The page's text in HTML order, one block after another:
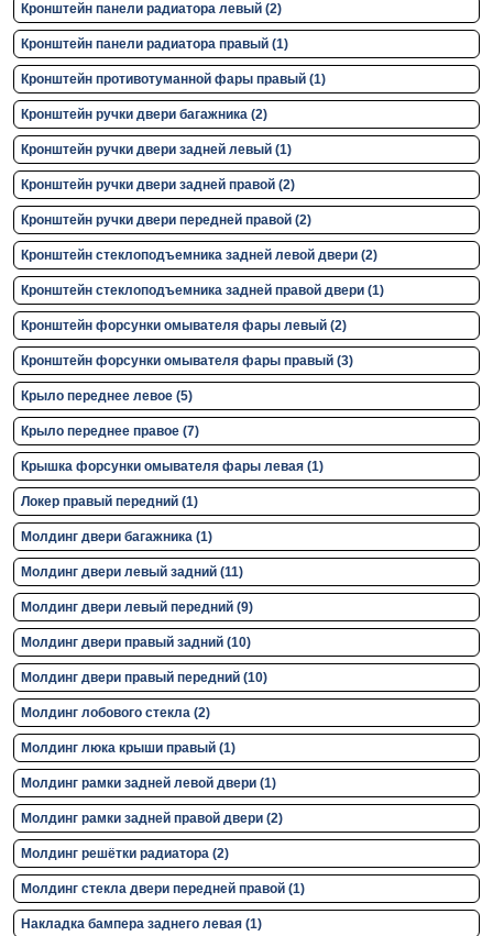
Кронштейн панели радиатора левый (2)
Кронштейн панели радиатора правый (1)
Кронштейн противотуманной фары правый (1)
Кронштейн ручки двери багажника (2)
Кронштейн ручки двери задней левый (1)
Кронштейн ручки двери задней правой (2)
Кронштейн ручки двери передней правой (2)
Кронштейн стеклоподъемника задней левой двери (2)
Кронштейн стеклоподъемника задней правой двери (1)
Кронштейн форсунки омывателя фары левый (2)
Кронштейн форсунки омывателя фары правый (3)
Крыло переднее левое (5)
Крыло переднее правое (7)
Крышка форсунки омывателя фары левая (1)
Локер правый передний (1)
Молдинг двери багажника (1)
Молдинг двери левый задний (11)
Молдинг двери левый передний (9)
Молдинг двери правый задний (10)
Молдинг двери правый передний (10)
Молдинг лобового стекла (2)
Молдинг люка крыши правый (1)
Молдинг рамки задней левой двери (1)
Молдинг рамки задней правой двери (2)
Молдинг решётки радиатора (2)
Молдинг стекла двери передней правой (1)
Накладка бампера заднего левая (1)